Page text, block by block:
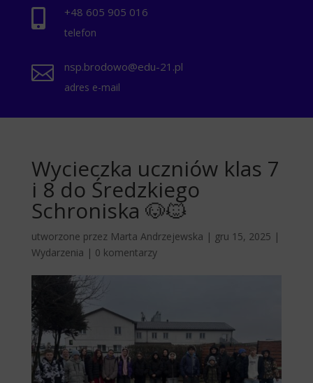
 +48 ‭605 905 016‬
telefon
 nsp.brodowo@edu-21.pl
adres e-mail
Wycieczka uczniów klas 7
i 8 do Średzkiego
Schroniska 🐶🐱
utworzone przez Marta Andrzejewska | gru 15, 2025 |
Wydarzenia | 0 komentarzy